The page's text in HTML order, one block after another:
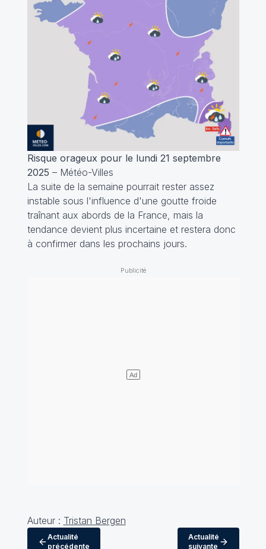
Risque orageux pour le lundi 21 septembre
2025 – Météo-Villes
La suite de la semaine pourrait rester assez
instable sous l'influence d'une goutte froide
traînant aux abords de la France, mais la
tendance devient plus incertaine et restera donc
à confirmer dans les prochains jours.
Auteur : Tristan Bergen
Actualité
précédente
Actualité
suivante